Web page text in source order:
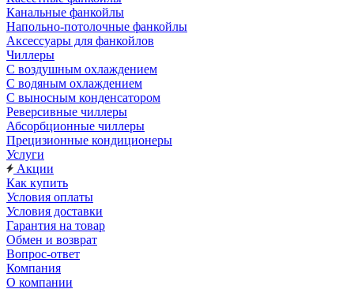
Канальные фанкойлы
Напольно-потолочные фанкойлы
Аксессуары для фанкойлов
Чиллеры
С воздушным охлаждением
С водяным охлаждением
С выносным конденсатором
Реверсивные чиллеры
Абсорбционные чиллеры
Прецизионные кондиционеры
Услуги
Акции
Как купить
Условия оплаты
Условия доставки
Гарантия на товар
Обмен и возврат
Вопрос-ответ
Компания
О компании